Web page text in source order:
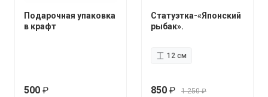
Подарочная упаковка
в крафт
500
Статуэтка-«Японский
рыбак».
12 см
850
1 250